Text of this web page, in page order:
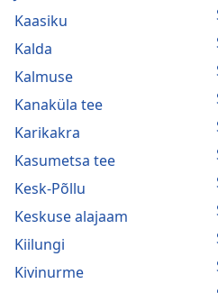
Kaasiku
Kalda
Kalmuse
Kanaküla tee
Karikakra
Kasumetsa tee
Kesk-Põllu
Keskuse alajaam
Kiilungi
Kivinurme